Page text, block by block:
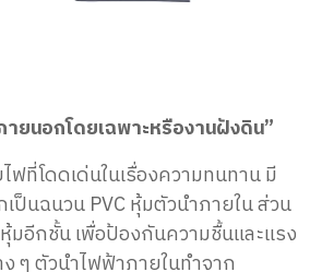
ายนอกโดยเฉพาะหรืองานฝังดิน”
ฟที่โดดเด่นในเรื่องความทนทาน มี
ป็นฉนวน PVC หุ้มตัวนำภายใน ส่วน
มอีกชั้น เพื่อป้องกันความชื้นและแรง
ๆ ตัวนำไฟฟ้าภายในทำจาก